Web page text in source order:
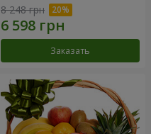
8 248 грн
Заказать